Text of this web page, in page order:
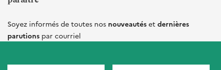
Soyez informés de toutes nos nouveautés et dernières
parutions par courriel